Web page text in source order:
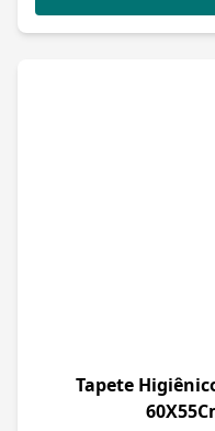
Tapete